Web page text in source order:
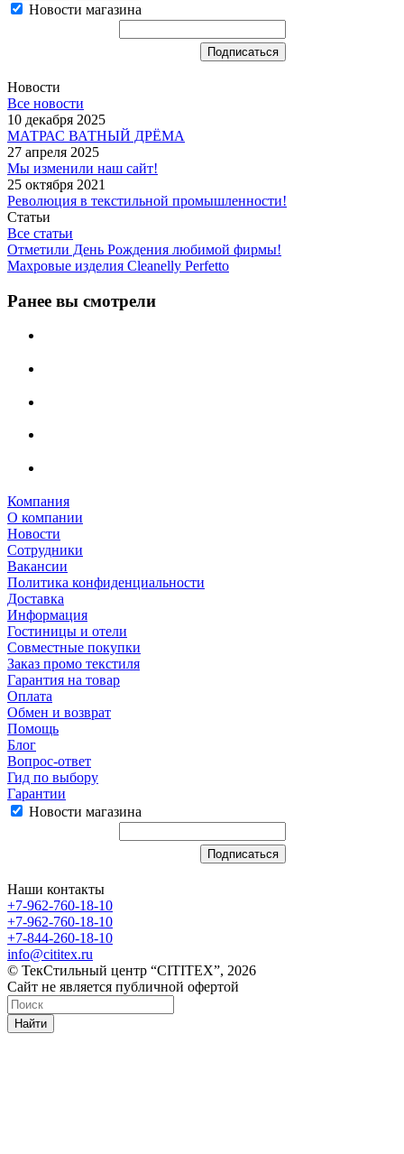
Новости магазина
Новости
Все новости
10 декабря 2025
МАТРАС ВАТНЫЙ ДРЁМА
27 апреля 2025
Мы изменили наш сайт!
25 октября 2021
Революция в текстильной промышленности!
Статьи
Все статьи
Отметили День Рождения любимой фирмы!
Махровые изделия Cleanelly Perfetto
Ранее вы смотрели
Компания
О компании
Новости
Сотрудники
Вакансии
Политика конфиденциальности
Доставка
Информация
Гостиницы и отели
Совместные покупки
Заказ промо текстиля
Гарантия на товар
Оплата
Обмен и возврат
Помощь
Блог
Вопрос-ответ
Гид по выбору
Гарантии
Новости магазина
Наши контакты
+7-962-760-18-10
+7-962-760-18-10
+7-844-260-18-10
info@cititex.ru
© ТекСтильный центр “CITITEX”, 2026
Сайт не является публичной офертой
Найти